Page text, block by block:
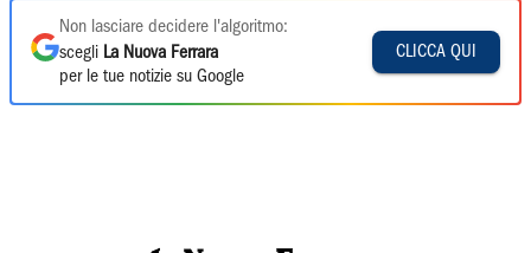
Non lasciare decidere l'algoritmo:
scegli La Nuova Ferrara
per le tue notizie su Google
CLICCA QUI